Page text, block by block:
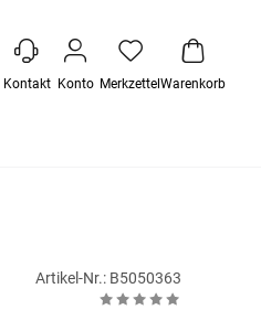
Kontakt Konto Merkzettel Warenkorb
Artikel-Nr.: B5050363